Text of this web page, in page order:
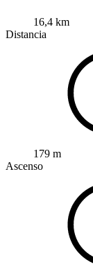
16,4 km
Distancia
179 m
Ascenso